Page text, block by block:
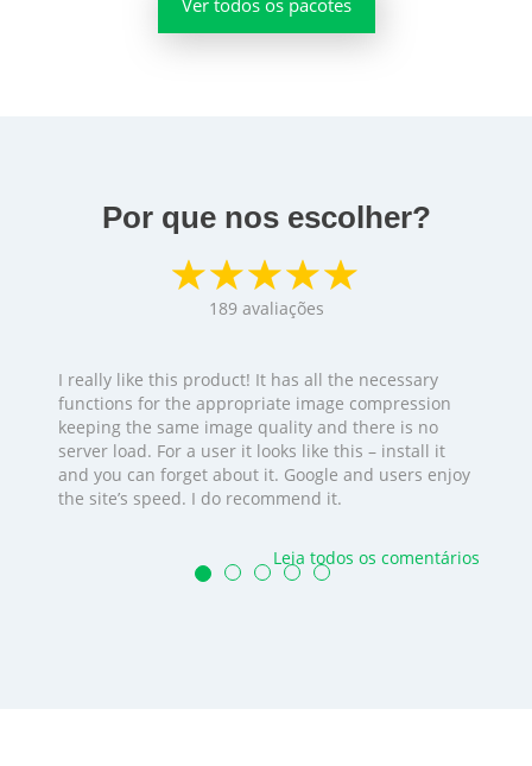
Por que nos escolher?
189 avaliações
I really like this product! It has all the necessary
functions for the appropriate image compression
keeping the same image quality and there is no
server load. For a user it looks like this – install it
and you can forget about it. Google and users enjoy
the site’s speed. I do recommend it.
Leia todos os comentários